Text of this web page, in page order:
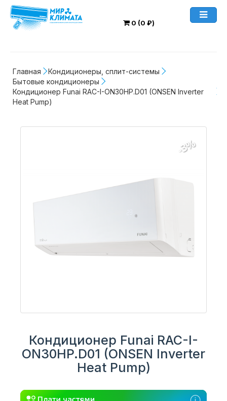
0 (0 ₽)
Главная
Кондиционеры, сплит-системы
Бытовые кондиционеры
Кондиционер Funai RAC-I-ON30HP.D01 (ONSEN Inverter
Heat Pump)
-3%
Кондиционер Funai RAC-I-
ON30HP.D01 (ONSEN Inverter
Heat Pump)